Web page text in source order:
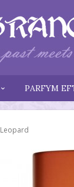
PARFYM
Leopard